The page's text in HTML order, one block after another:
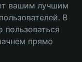
вашим лучшим
В
прямо